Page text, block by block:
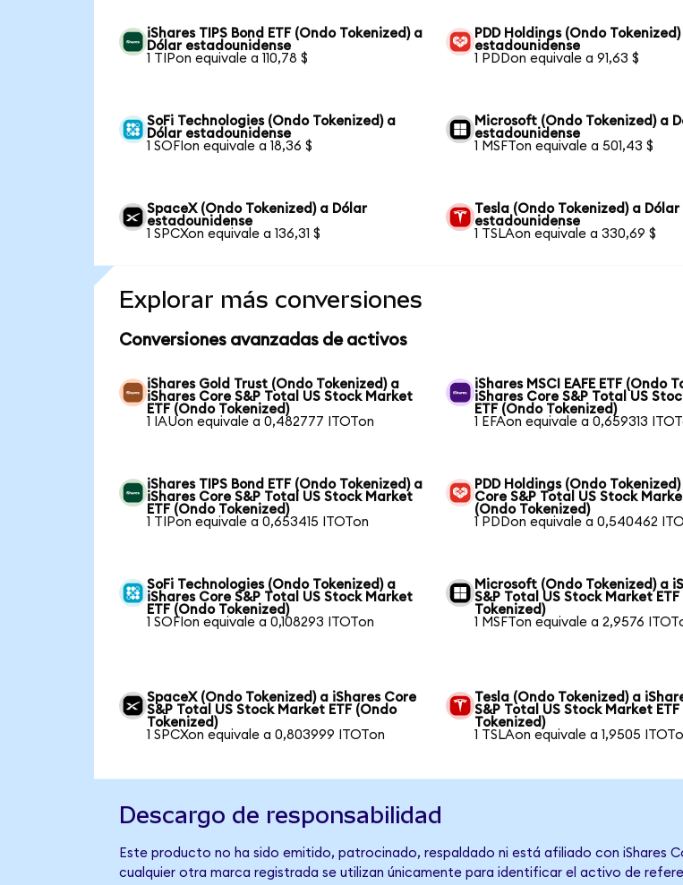
iShares TIPS Bond ETF (Ondo Tokenized) a
Dólar estadounidense
1 TIPon equivale a 110,78 $
PDD Holdings (Ondo
estadounidense
1 PDDon equivale a 91,63 $
SoFi Technologies (Ondo Tokenized) a
Dólar estadounidense
1 SOFIon equivale a 18,36 $
Microsoft (Ondo Tokenized) a
estadounidense
1 MSFTon equivale a 501,43 $
SpaceX (Ondo Tokenized) a Dólar
estadounidense
1 SPCXon equivale a 136,31 $
Tesla (Ondo Tokenized) a Dólar
estadounidense
1 TSLAon equivale a 330,69 $
Explorar más conversiones
Conversiones avanzadas de activos
iShares Gold Trust (Ondo Tokenized) a
iShares Core S&P Total US Stock Market
ETF (Ondo Tokenized)
1 IAUon equivale a 0,482777 ITOTon
iShares MSCI EAFE ETF (Ondo
iShares Core S&P Total US
ETF (Ondo Tokenized)
1 EFAon equivale a 0,659313
iShares TIPS Bond ETF (Ondo Tokenized) a
iShares Core S&P Total US Stock Market
ETF (Ondo Tokenized)
1 TIPon equivale a 0,653415 ITOTon
PDD Holdings (Ondo
Core S&P Total US Stock
(Ondo Tokenized)
1 PDDon equivale a 0,540462
SoFi Technologies (Ondo Tokenized) a
iShares Core S&P Total US Stock Market
ETF (Ondo Tokenized)
1 SOFIon equivale a 0,108293 ITOTon
Microsoft (Ondo Tokenized) a
S&P Total US Stock Market
Tokenized)
1 MSFTon equivale a 2,9576
SpaceX (Ondo Tokenized) a iShares Core
S&P Total US Stock Market ETF (Ondo
Tokenized)
1 SPCXon equivale a 0,803999 ITOTon
Tesla (Ondo Tokenized) a
S&P Total US Stock Market
Tokenized)
1 TSLAon equivale a 1,9505
Descargo de responsabilidad
Este producto no ha sido emitido, patrocinado, respaldado ni está afiliado con iShares
cualquier otra marca registrada se utilizan únicamente para identificar el activo de